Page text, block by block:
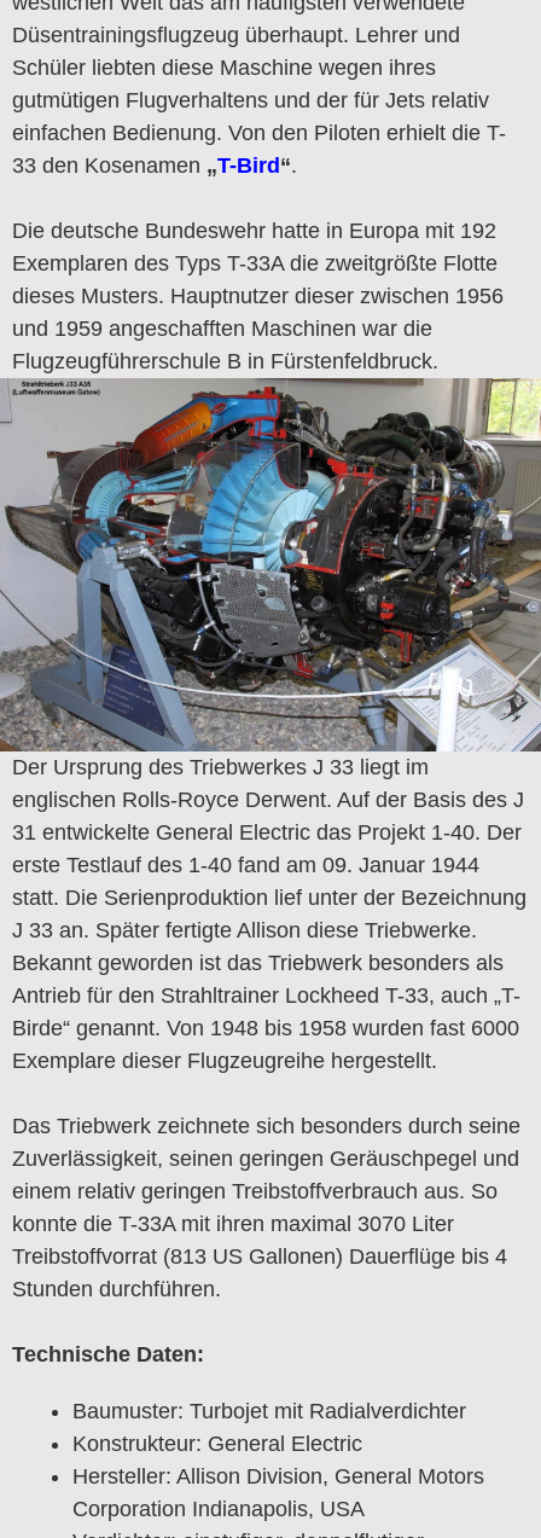
Düsentrainingsflugzeug überhaupt. Lehrer und
Schüler liebten diese Maschine wegen ihres
gutmütigen Flugverhaltens und der für Jets relativ
einfachen Bedienung. Von den Piloten erhielt die T-
33 den Kosenamen „T-Bird“.
Die deutsche Bundeswehr hatte in Europa mit 192
Exemplaren des Typs T-33A die zweitgrößte Flotte
dieses Musters. Hauptnutzer dieser zwischen 1956
und 1959 angeschafften Maschinen war die
Flugzeugführerschule B in Fürstenfeldbruck.
Der Ursprung des Triebwerkes J 33 liegt im
englischen Rolls-Royce Derwent. Auf der Basis des J
31 entwickelte General Electric das Projekt 1-40. Der
erste Testlauf des 1-40 fand am 09. Januar 1944
statt. Die Serienproduktion lief unter der Bezeichnung
J 33 an. Später fertigte Allison diese Triebwerke.
Bekannt geworden ist das Triebwerk besonders als
Antrieb für den Strahltrainer Lockheed T-33, auch „T-
Birde“ genannt. Von 1948 bis 1958 wurden fast 6000
Exemplare dieser Flugzeugreihe hergestellt.
Das Triebwerk zeichnete sich besonders durch seine
Zuverlässigkeit, seinen geringen Geräuschpegel und
einem relativ geringen Treibstoffverbrauch aus. So
konnte die T-33A mit ihren maximal 3070 Liter
Treibstoffvorrat (813 US Gallonen) Dauerflüge bis 4
Stunden durchführen.
Technische Daten:
Baumuster: Turbojet mit Radialverdichter
Konstrukteur: General Electric
Hersteller: Allison Division, General Motors
Corporation Indianapolis, USA